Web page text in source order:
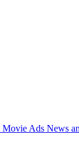
Ads News